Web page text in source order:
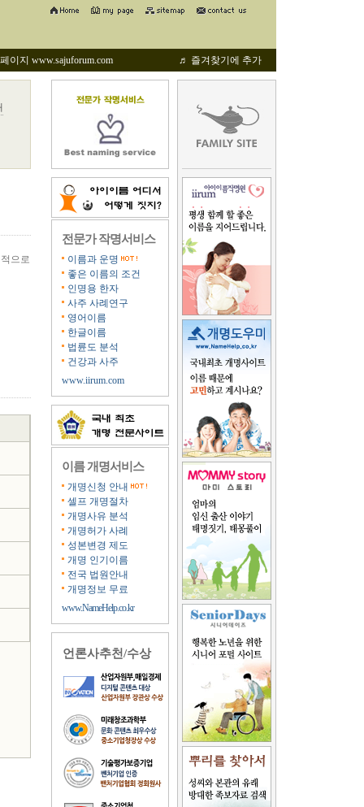
이지 www.sajuforum.com ♬ 즐겨찾기에 추가
으로
전문가 작명서비스
이름과 운명
좋은 이름의 조건
인명용 한자
사주 사례연구
영어이름
한글이름
법륜도 분석
건강과 사주
www.iirum.com
이름 개명서비스
개명신청 안내
셀프 개명절차
개명사유 분석
개명허가 사례
성본변경 제도
개명 인기이름
전국 법원안내
개명정보 무료
www.NameHelp.co.kr
언론사추천/수상